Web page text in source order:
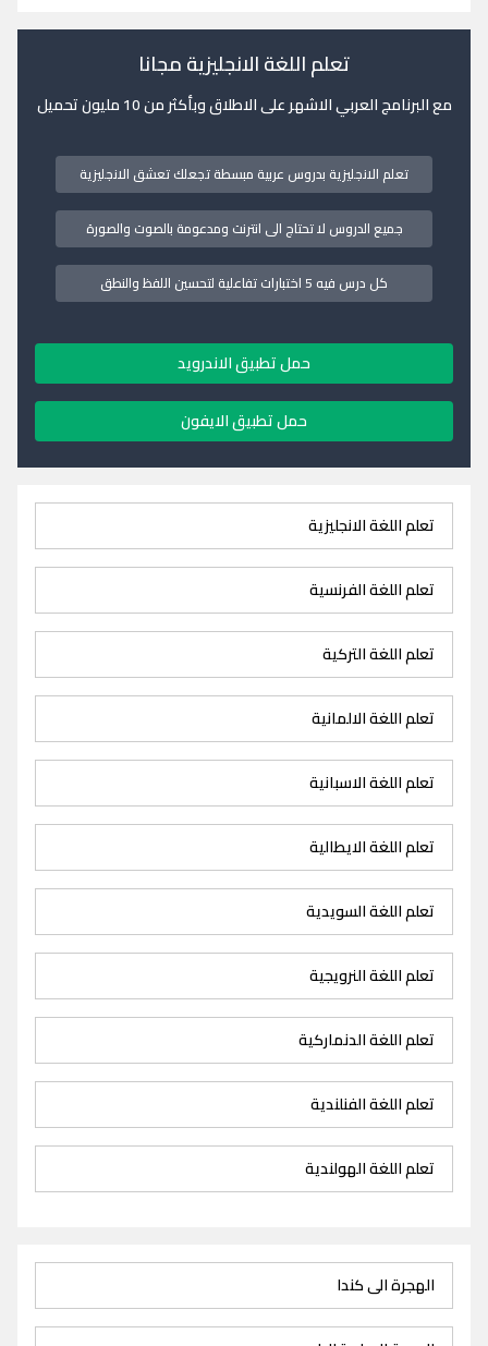
تعلم اللغة الانجليزية مجانا
مع البرنامج العربي الاشهر على الاطلاق وبأكثر من 10 مليون تحميل
تعلم الانجليزية بدروس عربية مبسطة تجعلك تعشق الانجليزية
جميع الدروس لا تحتاج الى انترنت ومدعومة بالصوت والصورة
كل درس فيه 5 اختبارات تفاعلية لتحسين اللفظ والنطق
حمل تطبيق الاندرويد
حمل تطبيق الايفون
تعلم اللغة الانجليزية
تعلم اللغة الفرنسية
تعلم اللغة التركية
تعلم اللغة الالمانية
تعلم اللغة الاسبانية
تعلم اللغة الايطالية
تعلم اللغة السويدية
تعلم اللغة النرويجية
تعلم اللغة الدنماركية
تعلم اللغة الفنلندية
تعلم اللغة الهولندية
الهجرة الى كندا